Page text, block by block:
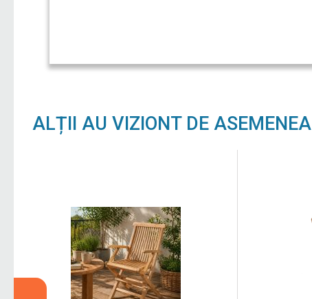
ALȚII AU VIZIONT DE ASEMENEA